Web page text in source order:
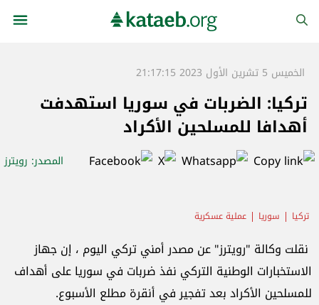
الخميس 5 تشرين الأول 2023 21:17:15
تركيا: الضربات في سوريا استهدفت
أهدافا للمسلحين الأكراد
المصدر: رويترز
تركيا سوريا عملية عسكرية
نقلت وكالة "رويترز" عن مصدر أمني تركي اليوم ، إن جهاز
الاستخبارات الوطنية التركي نفذ ضربات في سوريا على أهداف
للمسلحين الأكراد بعد تفجير في أنقرة مطلع الأسبوع.